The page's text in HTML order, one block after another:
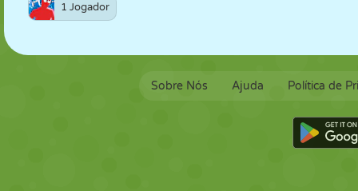
1 Jogador
Sobre Nós Ajuda Política de